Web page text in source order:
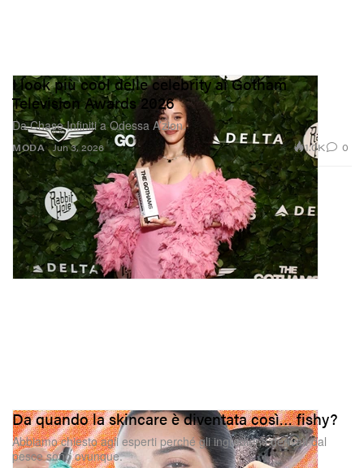
MODA
I look più cool delle celebrity ai Gotham
Television Awards 2026
Da Chase Infiniti a Odessa A’zion.
Jun 3, 2026 1.0K 0
Da quando la skincare è diventata così… fishy?
Abbiamo chiesto agli esperti perché gli ingredienti derivati dal
pesce sono ovunque.